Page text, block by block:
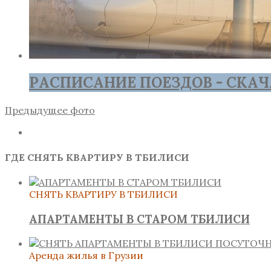
РАСПИСАНИЕ ПОЕЗДОВ -
Предыдущее фото
ГДЕ СНЯТЬ КВАРТИРУ В ТБИЛИСИ
СНЯТЬ КВАРТИРУ В ТБИЛИСИ
АПАРТАМЕНТЫ В СТАРОМ ТБИЛИСИ
Аренда жилья в Грузии